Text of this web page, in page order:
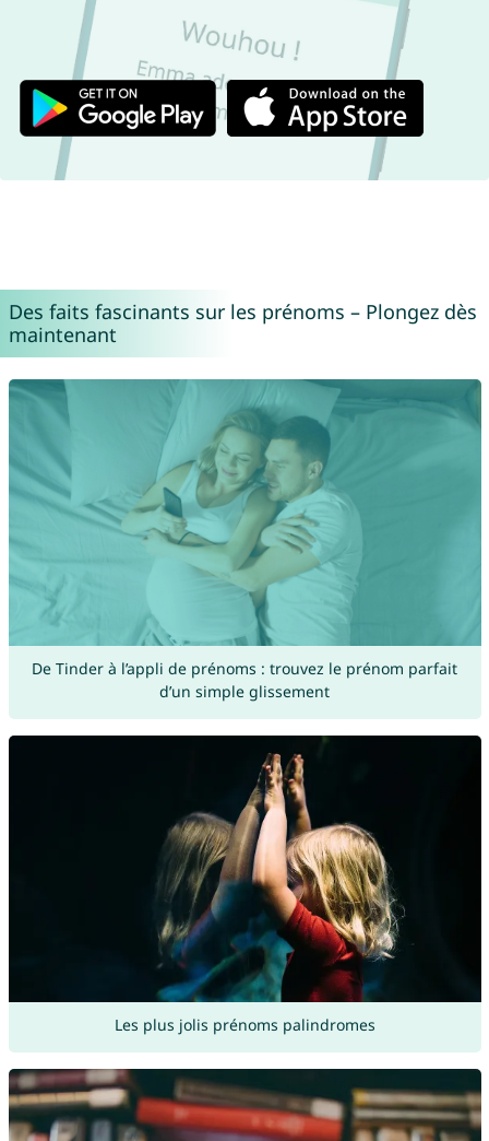
Des faits fascinants sur les prénoms – Plongez dès
maintenant
De Tinder à l’appli de prénoms : trouvez le prénom parfait
d’un simple glissement
Les plus jolis prénoms palindromes